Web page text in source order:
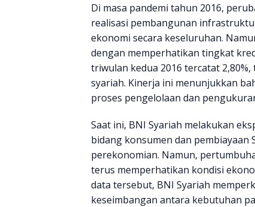
Di masa pandemi tahun 2016,
realisasi pembangunan
ekonomi secara keseluruhan.
dengan memperhatikan tingkat
triwulan kedua 2016 tercatat
syariah. Kinerja ini menunjukkan
proses pengelolaan dan
Saat ini, BNI Syariah melakukan
bidang konsumen dan pembiayaan
perekonomian. Namun,
terus memperhatikan kondisi
data tersebut, BNI Syariah
keseimbangan antara kebutuhan